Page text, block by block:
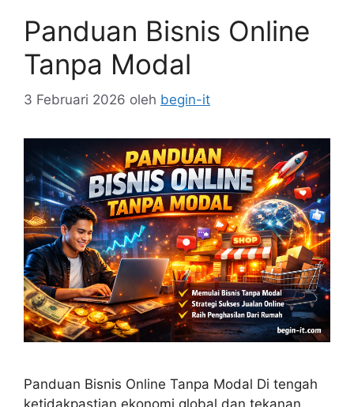
Panduan Bisnis Online
Tanpa Modal
3 Februari 2026 oleh begin-it
Panduan Bisnis Online Tanpa Modal Di tengah